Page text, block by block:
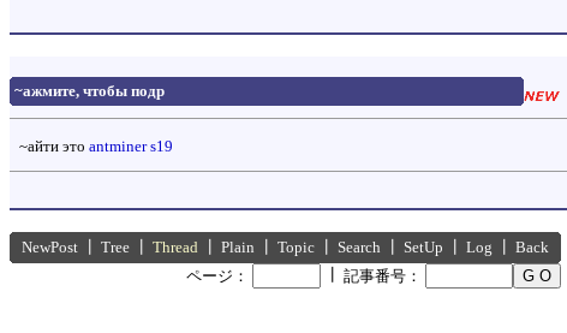
~ажмите, чтобы подр
~айти это antminer s19
NewPost Tree Thread Plain Topic Search SetUp Log Back
ページ：
記事番号：